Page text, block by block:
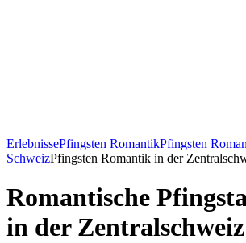
ErlebnissePfingsten RomantikPfingsten
SchweizPfingsten Romantik in der
Romantische
in der Zentralschweiz